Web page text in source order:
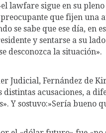
lawfare sigue en su
preocupante que fijen una
se sabe que ese día, en
y sentarse a su
desconozca la situación».
Judicial, Fernández de
acusaciones, a
Y sostuvo:»Sería bueno